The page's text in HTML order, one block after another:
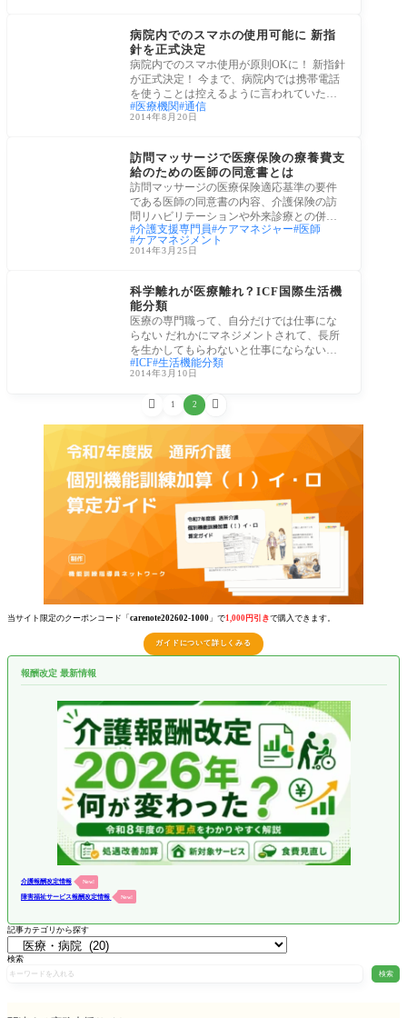
病院内でのスマホの使用可能に 新指
針を正式決定
病院内でのスマホ使用が原則OKに！ 新指針
が正式決定！ 今まで、病院内では携帯電話
を使うことは控えるように言われていた
が、今
医療機関 通信
2014年8月20日
訪問マッサージで医療保険の療養費支
給のための医師の同意書とは
訪問マッサージの医療保険適応基準の要件
である医師の同意書の内容、介護保険の訪
問リハビリテーションや外来診療との併用
につい
介護支援専門員 ケアマネジャー
医師
ケアマネジメント
2014年3月25日
科学離れが医療離れ？ICF国際生活機
能分類
医療の専門職って、自分だけでは仕事にな
らない だれかにマネジメントされて、長所
を生かしてもらわないと仕事にならない。
必ず
ICF 生活機能分類
2014年3月10日
 1 2 
当サイト限定のクーポンコード「 carenote202602-1000 」で1,000円引きで購入できます。
ガイドについて詳しくみる
報酬改定 最新情報
介護報酬改定情報 New!
障害福祉サービス報酬改定情報 New!
記事カテゴリから探す
検索
検索